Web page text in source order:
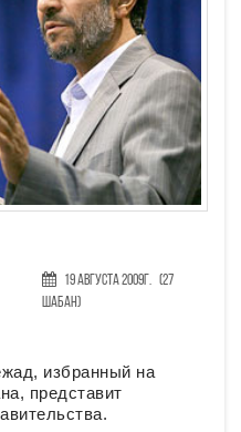
19 Августа 2009г. (27
Шабан)
избранный на
представит